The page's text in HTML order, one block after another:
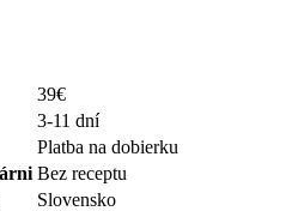
39€
3-11 dní
Platba na dobierku
Bez receptu
Slovensko